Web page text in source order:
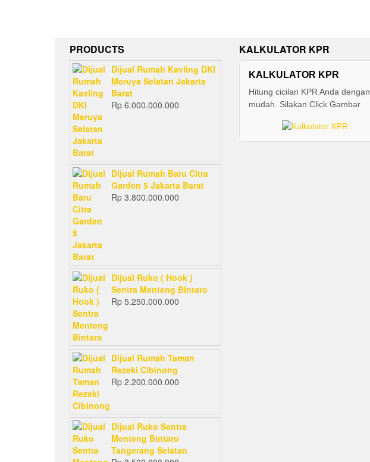
PRODUCTS
Dijual Rumah Kavling DKI
Meruya Selatan Jakarta
Barat
Rp 6.000.000.000
Dijual Rumah Baru Citra
Garden 5 Jakarta Barat
Rp 3.800.000.000
Dijual Ruko ( Hook )
Sentra Menteng Bintaro
Rp 5.250.000.000
Dijual Rumah Taman
Rezeki Cibinong
Rp 2.200.000.000
Dijual Ruko Sentra
Menteng Bintaro
Tangerang Selatan
KALKULATOR KPR
KALKULATOR KPR
Hitung cicilan KPR Anda dengan
mudah. Silakan Click Gambar